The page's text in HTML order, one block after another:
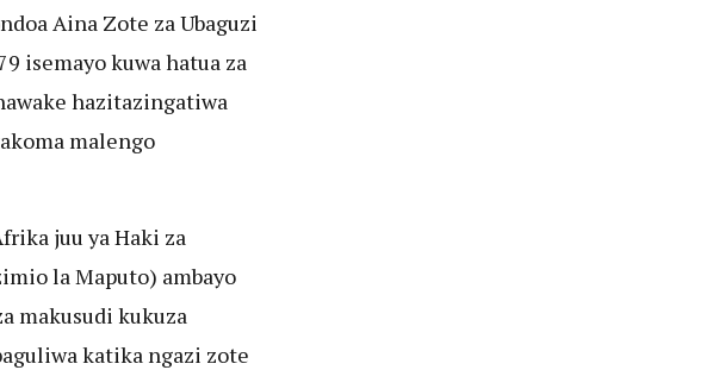
Aina Zote za Ubaguzi
isemayo kuwa hatua za
hazitazingatiwa
malengo
juu ya Haki za
la Maputo) ambayo
makusudi kukuza
katika ngazi zote